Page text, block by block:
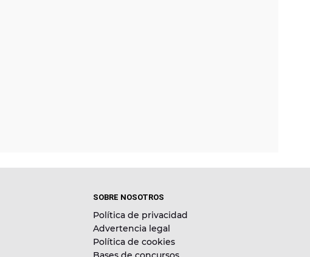
SOBRE NOSOTROS
Política de privacidad
Advertencia legal
Política de cookies